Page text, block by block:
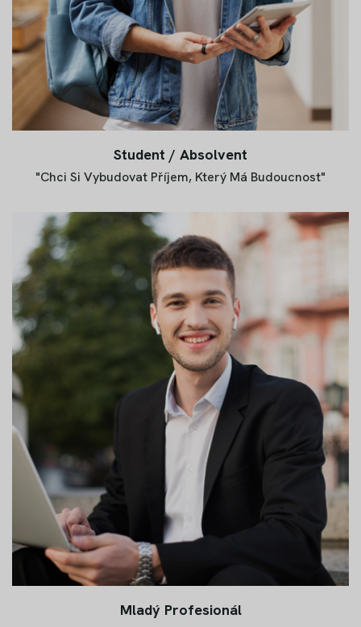
Student / Absolvent
"Chci Si Vybudovat Příjem, Který Má Budoucnost"
Mladý Profesionál